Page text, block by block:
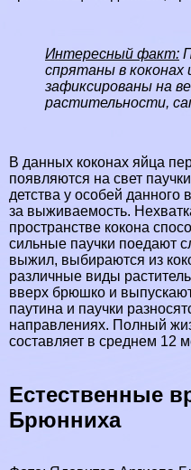
Интересный факт:
спрятаны в коконах
зафиксированы на
растительности,
В данных коконах яйца
появляются на свет
детства у особей данного
за выживаемость.
прострaнcтве кокона
сильные паучки поедают
выжил, выбираются из
различные виды
вверх брюшко и
паутина и паучки
направлениях. Полный
составляет в среднем 12
Естественные
Брюнниха